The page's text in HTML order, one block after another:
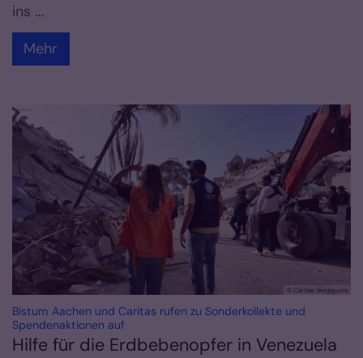
ins ...
Mehr
© Caritas Venezuela
Bistum Aachen und Caritas rufen zu Sonderkollekte und
Spendenaktionen auf
Hilfe für die Erdbebenopfer in Venezuela